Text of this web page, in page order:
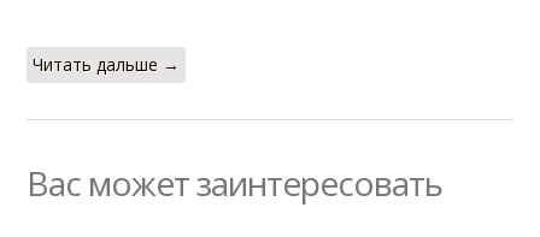
Читать дальше →
Вас может заинтересовать